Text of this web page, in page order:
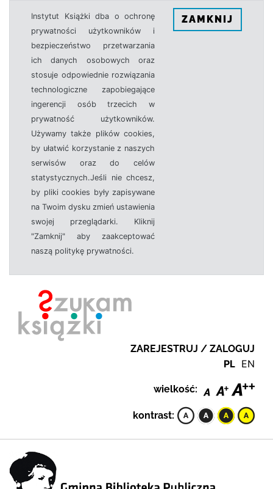
Instytut Książki dba o ochronę
prywatności użytkowników i
bezpieczeństwo przetwarzania
ich danych osobowych oraz
stosuje odpowiednie rozwiązania
technologiczne zapobiegające
ingerencji osób trzecich w
prywatność użytkowników.
Używamy także plików cookies,
by ułatwić korzystanie z naszych
serwisów oraz do celów
statystycznych.Jeśli nie chcesz,
by pliki cookies były zapisywane
na Twoim dysku zmień ustawienia
swojej przeglądarki. Kliknij
"Zamknij" aby zaakceptować
naszą politykę prywatności.
ZAMKNIJ
ZAREJESTRUJ / ZALOGUJ
PL EN
wielkość:
kontrast: